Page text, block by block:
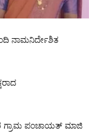
ನಾಮನಿರ್ದೇಶಿತ
ಗ್ರಾಮ ಪಂಚಾಯತ್ ಮಾಜಿ